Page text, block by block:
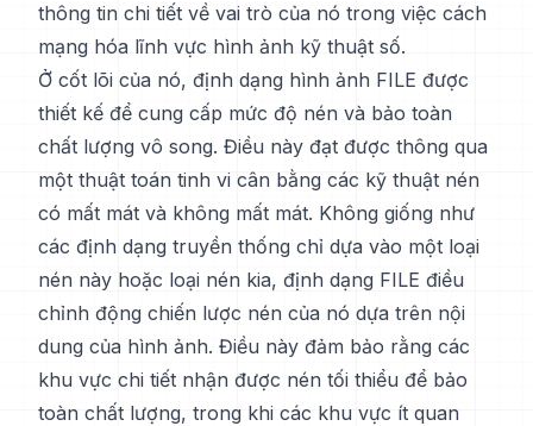
thông tin chi tiết về vai trò của nó trong việc cách
mạng hóa lĩnh vực hình ảnh kỹ thuật số.
Ở cốt lõi của nó, định dạng hình ảnh FILE được
thiết kế để cung cấp mức độ nén và bảo toàn
chất lượng vô song. Điều này đạt được thông qua
một thuật toán tinh vi cân bằng các kỹ thuật nén
có mất mát và không mất mát. Không giống như
các định dạng truyền thống chỉ dựa vào một loại
nén này hoặc loại nén kia, định dạng FILE điều
chỉnh động chiến lược nén của nó dựa trên nội
dung của hình ảnh. Điều này đảm bảo rằng các
khu vực chi tiết nhận được nén tối thiểu để bảo
toàn chất lượng, trong khi các khu vực ít quan